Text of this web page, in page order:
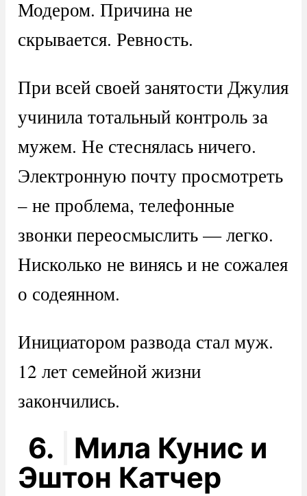
Модером. Причина не
скрывается. Ревность.
При всей своей занятости Джулия
учинила тотальный контроль за
мужем. Не стеснялась ничего.
Электронную почту просмотреть
– не проблема, телефонные
звонки переосмыслить — легко.
Нисколько не винясь и не сожалея
о содеянном.
Инициатором развода стал муж.
12 лет семейной жизни
закончились.
6.
Мила Кунис и
Эштон Катчер